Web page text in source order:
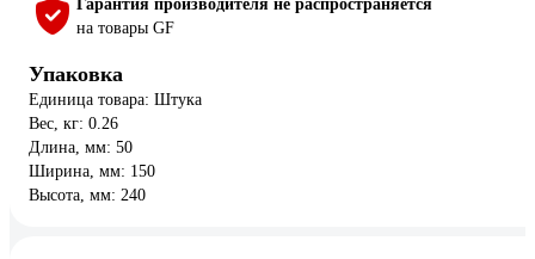
Гарантия производителя не распространяется
на товары GF
Упаковка
Единица товара: Штука
Вес, кг: 0.26
Длина, мм: 50
Ширина, мм: 150
Высота, мм: 240